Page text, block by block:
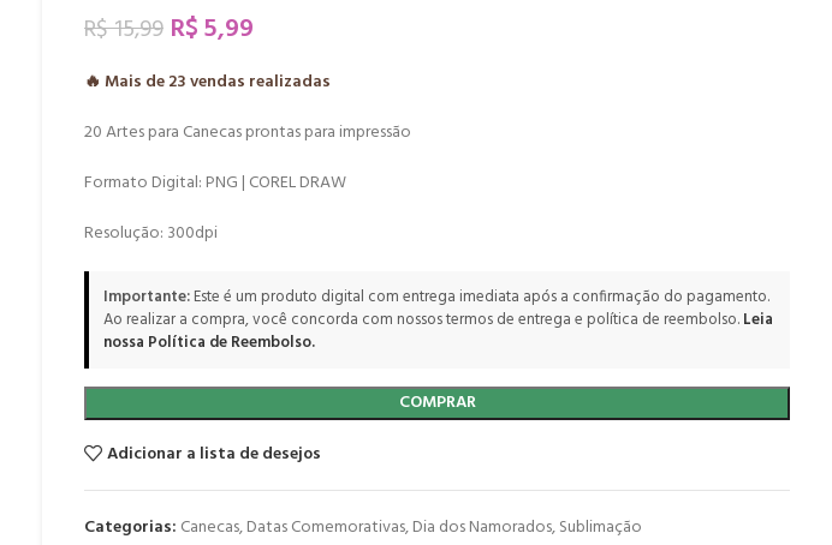
R$15,99 R$5,99
🔥 Mais de23vendas realizadas
20 Artes para Canecas prontas para impressão
Formato Digital: PNG | COREL DRAW
Resolução: 300dpi
Importante:Este é um produto digital com entrega imediata após a confirmação do pagamento.
Ao realizar a compra, você concorda com nossos termos de entrega e política de reembolso.Leia
nossa Política de Reembolso.
COMPRAR
Adicionar a lista de desejos
Categorias: Canecas,Datas Comemorativas,Dia dos Namorados,Sublimação